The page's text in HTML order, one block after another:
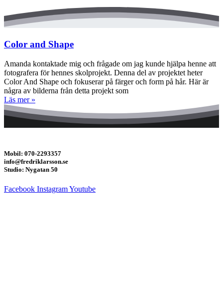
Color and Shape
Amanda kontaktade mig och frågade om jag kunde hjälpa henne att
fotografera för hennes skolprojekt. Denna del av projektet heter
Color And Shape och fokuserar på färger och form på hår. Här är
några av bilderna från detta projekt som
Läs mer »
Mobil: 070-2293357
info@fredriklarsson.se
Studio: Nygatan 50
Facebook InstagramYoutube